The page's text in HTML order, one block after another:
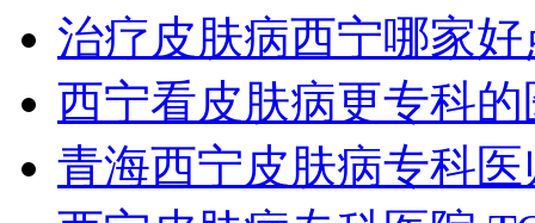
治疗皮肤病西宁哪家好
西宁看皮肤病更专科的
青海西宁皮肤病专科